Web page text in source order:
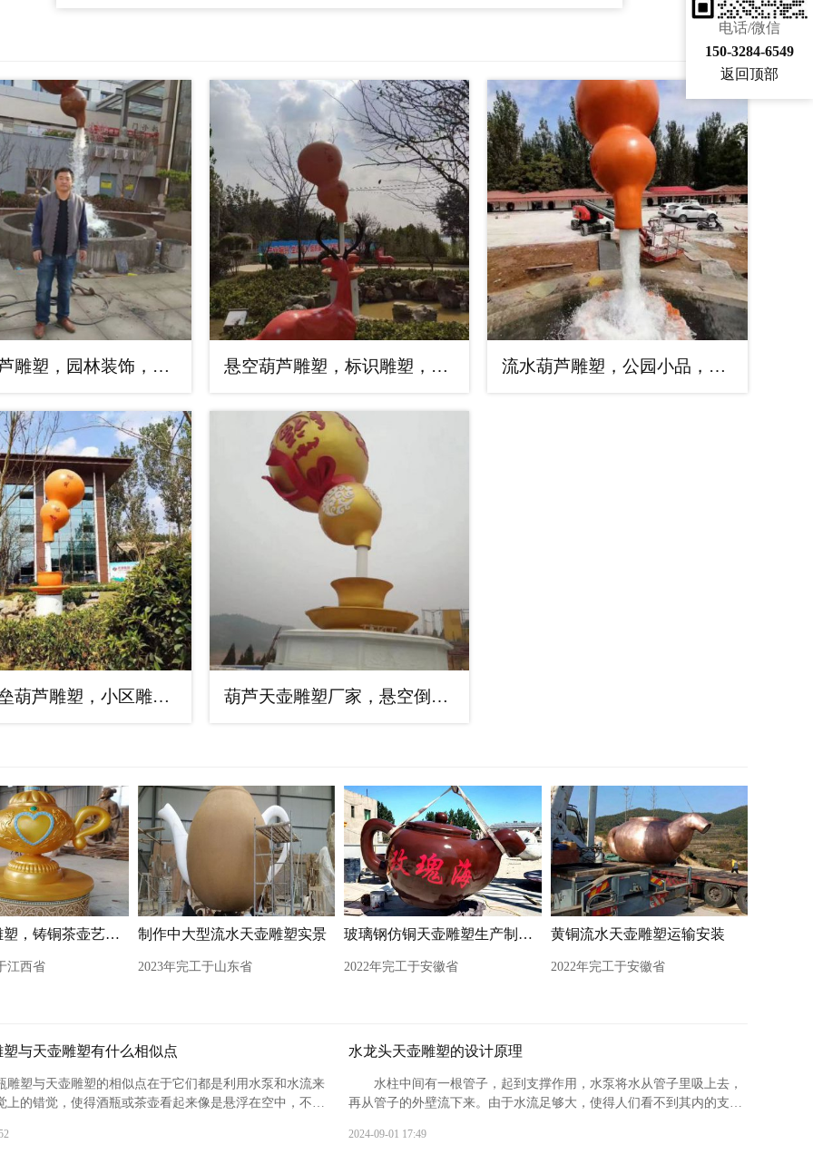
艺术葫芦雕塑，园林装饰，钢结构葫芦天壶制造厂家 悬空葫芦雕塑，标识雕塑，大型葫芦天壶公司厂家 流水葫芦雕塑，公园小品，民俗葫芦天壶制作
精神堡垒葫芦雕塑，小区雕塑，景观葫芦天壶工程生产厂家 葫芦天壶雕塑厂家，悬空倒立形式，流水葫芦雕塑制作
鎏金天壶雕塑，铸铜茶壶艺术形式
江西省
制作中大型流水天壶雕塑实景
2023年完工于山东省
玻璃钢仿铜天壶雕塑生产制作现场
2022年完工于安徽省
黄铜流水天壶雕塑运输安装
2022年完工于安徽省
与天壶雕塑有什么相似点
雕塑与天壶雕塑的相似点在于它们都是利用水泵和水流来
上的错觉，使得酒瓶或茶壶看起来像是悬浮在空中，不断
种神秘和引人入胜的效果。
水龙头天壶雕塑的设计原理
水柱中间有一根管子，起到支撑作用，水泵将水从管子里吸上去，
再从管子的外壁流下来。由于水流足够大，使得人们看不到其内的支撑
能够让人们感受到水的流动之美‌。
2024-09-01 17:49
电话/微信
150-3284-6549
返回顶部